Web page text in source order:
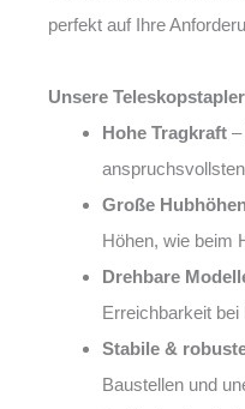
perfekt auf Ihre
Unsere
Hohe Tragkraft –
Große
Höhen, wie beim
Drehbare
Erreichbarkeit
Stabile &
Baustellen und